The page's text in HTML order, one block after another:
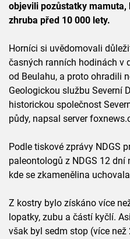
objevili pozůstatky mamuta,
zhruba před 10 000 lety.
Horníci si uvědomovali
časných ranních hodinách v
od Beulahu, a proto ohradili
Geologickou službu Severní
historickou společnost
půdy, napsal server
Podle tiskové zprávy NDGS
paleontologů z NDGS 12
kde se zkamenělina
Z kostry bylo získáno více
lopatky, zubu a částí kyčlí.
však byl sedm stop (více